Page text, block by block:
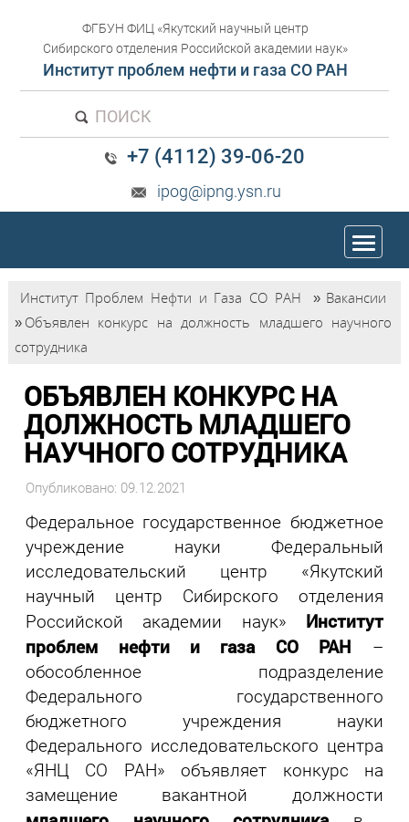
ФГБУН ФИЦ «Якутский научный центр
Сибирского отделения Российской академии наук»
Институт проблем нефти и газа СО РАН
ПОИСК
+7 (4112) 39-06-20
ipog@ipng.ysn.ru
trk
Институт Проблем Нефти и Газа СО РАН » Вакансии
»Объявлен конкурс на должность младшего научного
сотрудника
ОБЪЯВЛЕН КОНКУРС НА
ДОЛЖНОСТЬ МЛАДШЕГО
НАУЧНОГО СОТРУДНИКА
Опубликовано: 09.12.2021
Федеральное государственное бюджетное
учреждение науки Федеральный
исследовательский центр «Якутский
научный центр Сибирского отделения
Российской академии наук» Институт
проблем нефти и газа СО РАН –
обособленное подразделение
Федерального государственного
бюджетного учреждения науки
Федерального исследовательского центра
«ЯНЦ СО РАН» объявляет конкурс на
замещение вакантной должности